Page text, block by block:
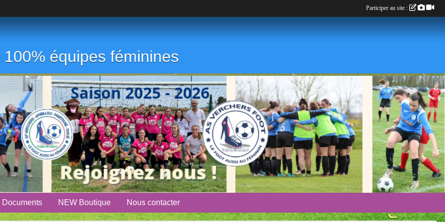
équipes féminines
Documents NEW Boutique Nous contacter
Participer au site :